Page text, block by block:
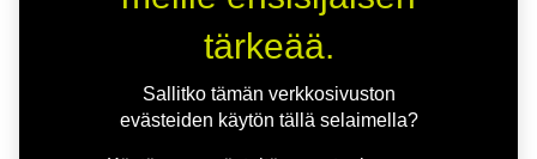
tärkeää.
Sallitko tämän verkkosivuston
evästeiden käytön tällä selaimella?